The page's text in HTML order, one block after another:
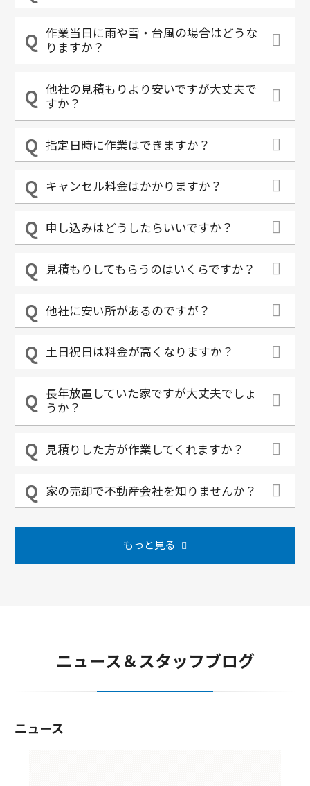
作業当日に雨や雪・台風の場合はどうな
りますか？
他社の見積もりより安いですが大丈夫で
すか？
指定日時に作業はできますか？
キャンセル料金はかかりますか？
申し込みはどうしたらいいですか？
見積もりしてもらうのはいくらですか？
他社に安い所があるのですが？
土日祝日は料金が高くなりますか？
長年放置していた家ですが大丈夫でしょ
うか？
見積りした方が作業してくれますか？
家の売却で不動産会社を知りませんか？
もっと見る
ニュース＆スタッフブログ
ニュース